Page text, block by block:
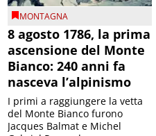
MONTAGNA
8 agosto 1786, la prima
ascensione del Monte
Bianco: 240 anni fa
nasceva l’alpinismo
I primi a raggiungere la vetta
del Monte Bianco furono
Jacques Balmat e Michel